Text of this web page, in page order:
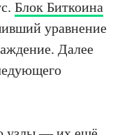
Блок Биткоина
уравнение
Далее